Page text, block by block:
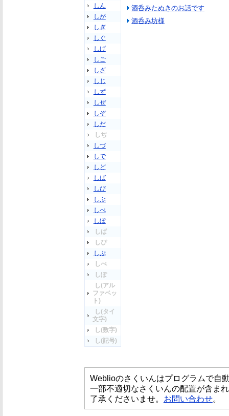
しん
しが
しぎ
しぐ
しげ
しご
しざ
しじ
しず
しぜ
しぞ
しだ
しぢ
しづ
しで
しど
しば
しび
しぶ
しべ
しぼ
しぱ
しぴ
しぷ
しぺ
しぽ
し(アル
ファベッ
ト)
し(タイ
文字)
し(数字)
し(記号)
酒呑みたぬきのお話です
酒呑み坊様
Weblioのさくいんはプログラムで自
一部不適切なさくいんの配置が含ま
了承くださいませ。 お問い合わせ。